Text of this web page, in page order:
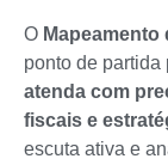
O Mapeamento
ponto de partida
atenda com
fiscais e
escuta ativa e